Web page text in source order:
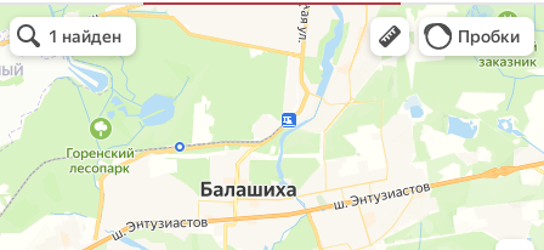
Планета кровли
Кровля и кровельные материалы в Балашихе
Окна в Балашихе